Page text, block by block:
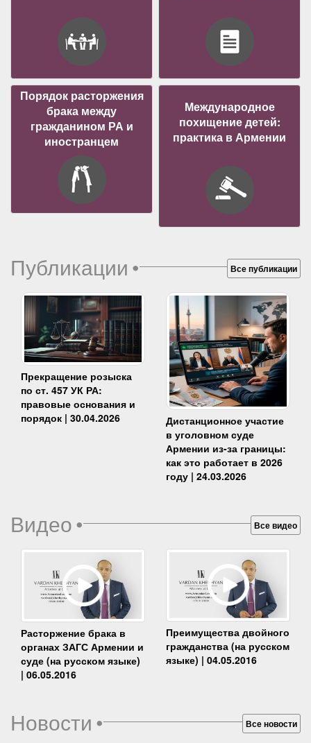
Порядок расторжения
брака между
гражданином РА и
иностранцем
Международное
похищение детей:
практика в Армении
Публикации• Все публикации
Прекращение розыска
по ст. 457 УК РА:
правовые основания и
порядок | 30.04.2026
Дистанционное участие
в уголовном суде
Армении из-за границы:
как это работает в 2026
году | 24.03.2026
Видео• Все видео
Расторжение брака в
органах ЗАГС Армении и
суде (на русском языке)
| 06.05.2016
Преимущества двойного
гражданства (на русском
языке) | 04.05.2016
Новости• Все новости